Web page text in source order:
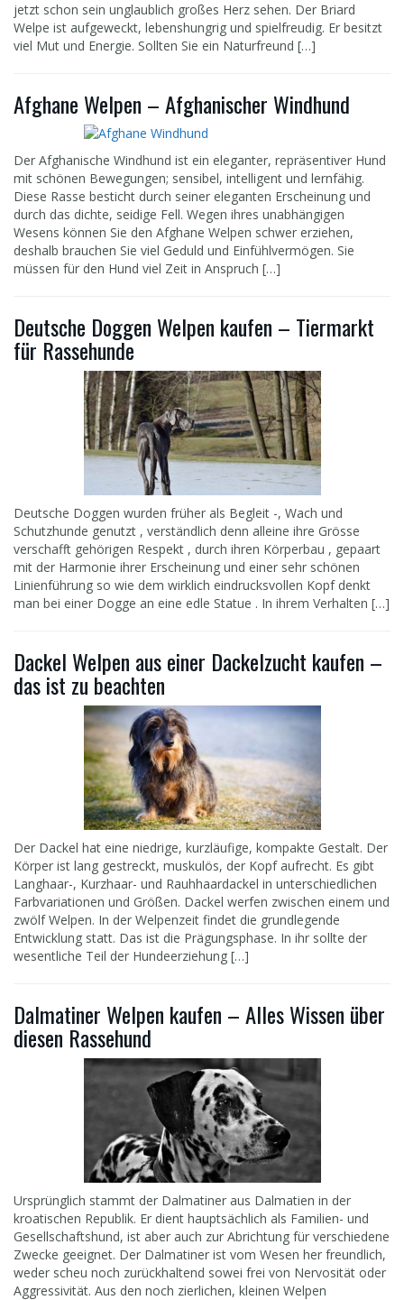
jetzt schon sein unglaublich großes Herz sehen. Der Briard
Welpe ist aufgeweckt, lebenshungrig und spielfreudig. Er besitzt
viel Mut und Energie. Sollten Sie ein Naturfreund […]
Afghane Welpen – Afghanischer Windhund
Der Afghanische Windhund ist ein eleganter, repräsentiver Hund
mit schönen Bewegungen; sensibel, intelligent und lernfähig.
Diese Rasse besticht durch seiner eleganten Erscheinung und
durch das dichte, seidige Fell. Wegen ihres unabhängigen
Wesens können Sie den Afghane Welpen schwer erziehen,
deshalb brauchen Sie viel Geduld und Einfühlvermögen. Sie
müssen für den Hund viel Zeit in Anspruch […]
Deutsche Doggen Welpen kaufen – Tiermarkt
für Rassehunde
Deutsche Doggen wurden früher als Begleit -, Wach und
Schutzhunde genutzt , verständlich denn alleine ihre Grösse
verschafft gehörigen Respekt , durch ihren Körperbau , gepaart
mit der Harmonie ihrer Erscheinung und einer sehr schönen
Linienführung so wie dem wirklich eindrucksvollen Kopf denkt
man bei einer Dogge an eine edle Statue . In ihrem Verhalten […]
Dackel Welpen aus einer Dackelzucht kaufen –
das ist zu beachten
Der Dackel hat eine niedrige, kurzläufige, kompakte Gestalt. Der
Körper ist lang gestreckt, muskulös, der Kopf aufrecht. Es gibt
Langhaar-, Kurzhaar- und Rauhhaardackel in unterschiedlichen
Farbvariationen und Größen. Dackel werfen zwischen einem und
zwölf Welpen. In der Welpenzeit findet die grundlegende
Entwicklung statt. Das ist die Prägungsphase. In ihr sollte der
wesentliche Teil der Hundeerziehung […]
Dalmatiner Welpen kaufen – Alles Wissen über
diesen Rassehund
Ursprünglich stammt der Dalmatiner aus Dalmatien in der
kroatischen Republik. Er dient hauptsächlich als Familien- und
Gesellschaftshund, ist aber auch zur Abrichtung für verschiedene
Zwecke geeignet. Der Dalmatiner ist vom Wesen her freundlich,
weder scheu noch zurückhaltend sowei frei von Nervosität oder
Aggressivität. Aus den noch zierlichen, kleinen Welpen